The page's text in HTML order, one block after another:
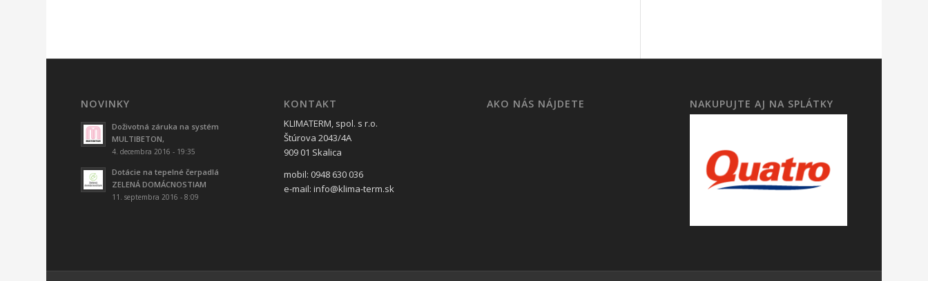
NOVINKY
Doživotná záruka na systém
MULTIBETON,
4. decembra 2016 - 19:35
Dotácie na tepelné čerpadlá
ZELENÁ DOMÁCNOSTIAM
11. septembra 2016 - 8:09
KONTAKT
KLIMATERM, spol. s r.o.
Štúrova 2043/4A
909 01 Skalica
mobil: 0948 630 036
e-mail: info@klima-term.sk
AKO NÁS NÁJDETE NAKUPUJTE AJ NA SPLÁTKY